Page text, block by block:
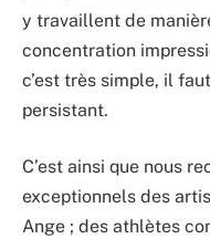
y travaillent de
concentration
c’est très simple, il
persistant.
C’est ainsi que nous
exceptionnels des
Ange ; des athlètes